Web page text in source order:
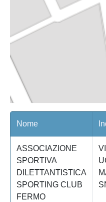
Nome
ASSOCIAZIONE
SPORTIVA
DILETTANTISTICA
SPORTING CLUB
FERMO